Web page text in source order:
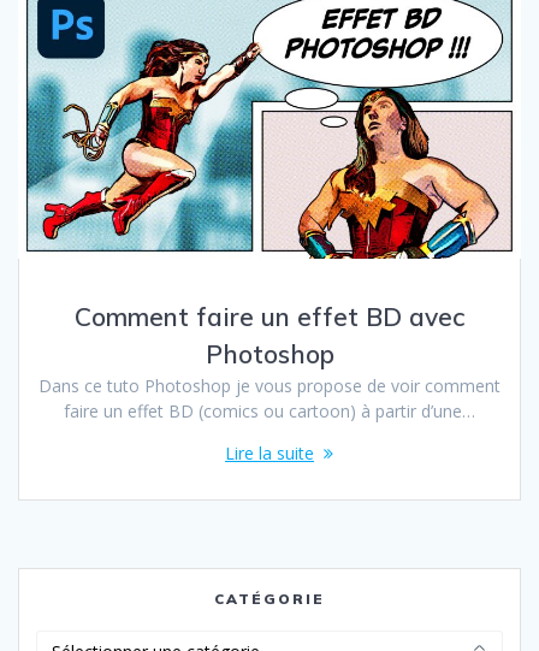
Comment faire un effet BD avec
Photoshop
Dans ce tuto Photoshop je vous propose de voir comment
faire un effet BD (comics ou cartoon) à partir d’une…
Lire la suite
CATÉGORIE